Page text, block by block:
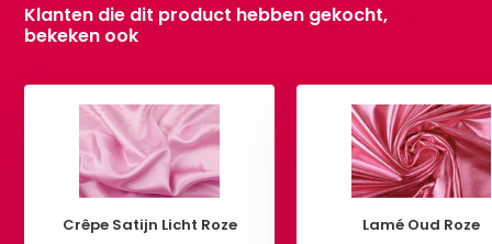
Klanten die dit product hebben gekocht,
bekeken ook
Crêpe Satijn Licht Roze Lamé Oud Roze